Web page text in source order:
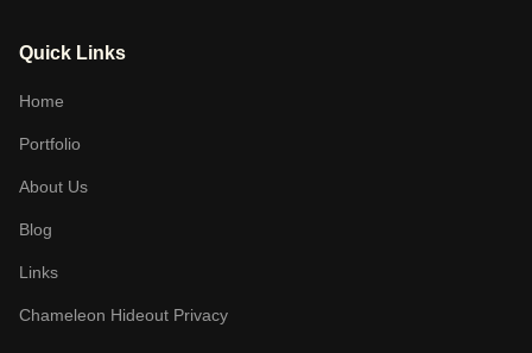
Quick Links
Home
Portfolio
About Us
Blog
Links
Chameleon Hideout Privacy